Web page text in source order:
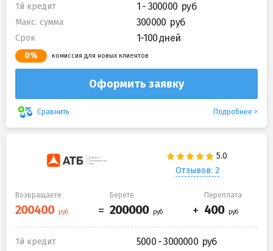
1й кредит 1 - 300000
Макс. сумма 300000
Срок 1-100 дней
0% комиссия для новых клиентов
Оформить заявку
Сравнить Подробнее
Отзывов: 2
Возвращаете Берете Переплата
1й кредит 5000 - 3000000